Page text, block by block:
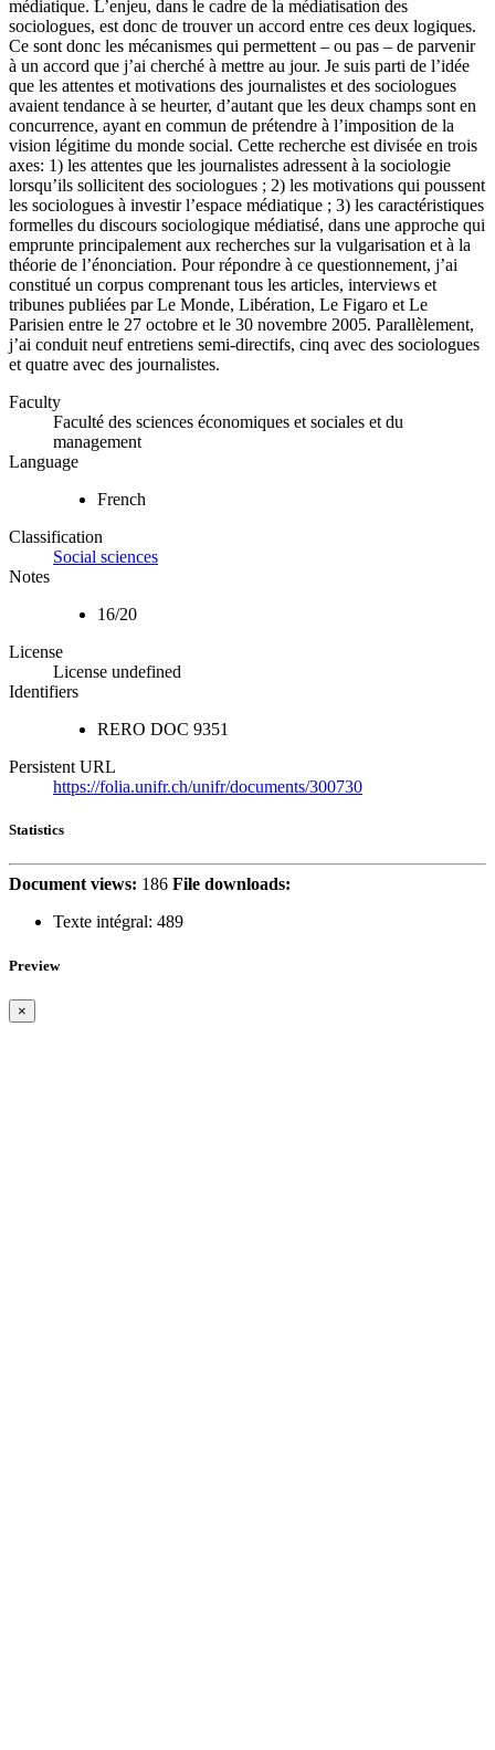
médiatique. L’enjeu, dans le cadre de la médiatisation des
sociologues, est donc de trouver un accord entre ces deux logiques.
Ce sont donc les mécanismes qui permettent – ou pas – de parvenir
à un accord que j’ai cherché à mettre au jour. Je suis parti de l’idée
que les attentes et motivations des journalistes et des sociologues
avaient tendance à se heurter, d’autant que les deux champs sont en
concurrence, ayant en commun de prétendre à l’imposition de la
vision légitime du monde social. Cette recherche est divisée en trois
axes: 1) les attentes que les journalistes adressent à la sociologie
lorsqu’ils sollicitent des sociologues ; 2) les motivations qui poussent
les sociologues à investir l’espace médiatique ; 3) les caractéristiques
formelles du discours sociologique médiatisé, dans une approche qui
emprunte principalement aux recherches sur la vulgarisation et à la
théorie de l’énonciation. Pour répondre à ce questionnement, j’ai
constitué un corpus comprenant tous les articles, interviews et
tribunes publiées par Le Monde, Libération, Le Figaro et Le
Parisien entre le 27 octobre et le 30 novembre 2005. Parallèlement,
j’ai conduit neuf entretiens semi-directifs, cinq avec des sociologues
et quatre avec des journalistes.
Faculty
Faculté des sciences économiques et sociales et du
management
Language
French
Classification
Social sciences
Notes
16/20
License
License undefined
Identifiers
RERO DOC 9351
Persistent URL
https://folia.unifr.ch/unifr/documents/300730
Statistics
Document views: 186 File downloads:
Texte intégral: 489
Preview
×